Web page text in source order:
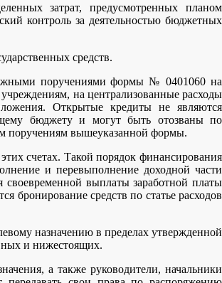
затрат, предусмотренных планом
контроль за деятельностью бюджетных
средств.
поручениями формы № 0401060 на
на централизованные расходы
Открытые кредиты не являются
бюджету и могут быть отозваны по
поручениям вышеуказанной формы.
счетах. Такой порядок финансирования
и перевыполнение доходной части
выплаты заработной платы
бронирование средств по статье расходов
назначению в пределах утвержденной
и нижестоящих.
а также руководители, начальники